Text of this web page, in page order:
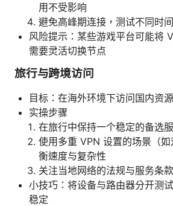
用不受影响
避免高峰期连接，测试不同时
风险提示：某些游戏平台可能将
需要灵活切换节点
旅行与跨境访问
目标：在海外环境下访问国内资
实操步骤
在旅行中保持一个稳定的备选
使用多重 VPN 设置的场景（
衡速度与复杂性
关注当地网络的法规与服务条
小技巧：将设备与路由器分开测
稳定